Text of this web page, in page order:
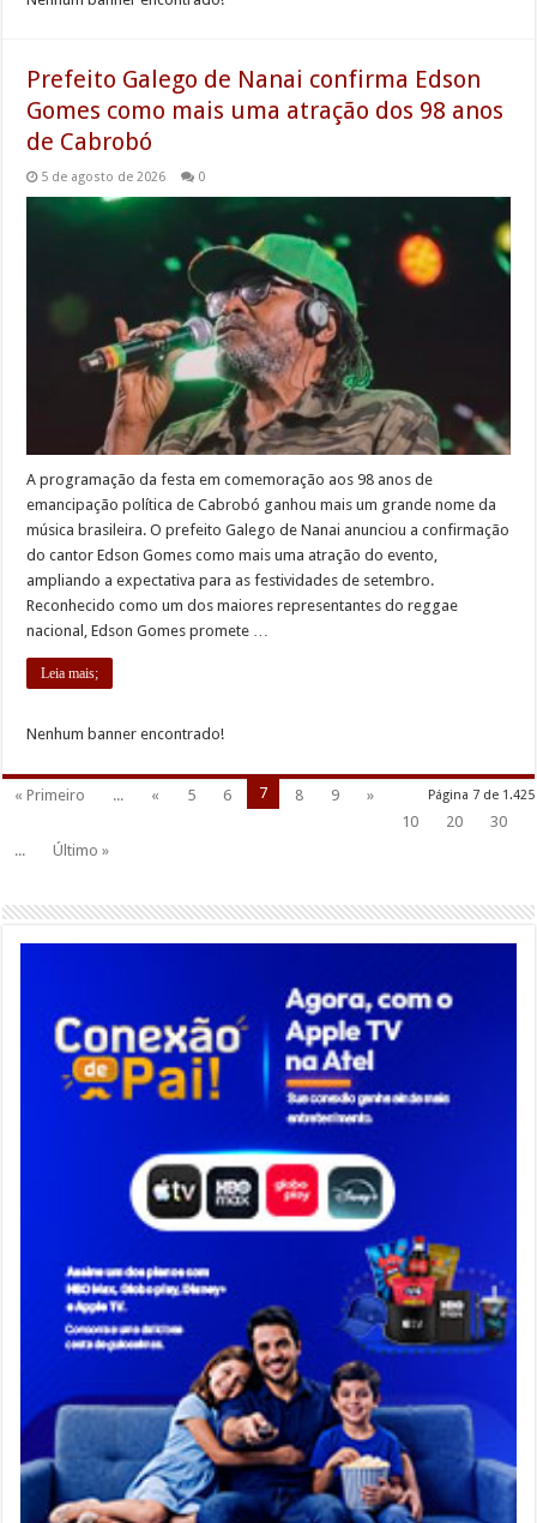
Prefeito Galego de Nanai confirma Edson
Gomes como mais uma atração dos 98 anos
de Cabrobó
5 de agosto de 2026 0
A programação da festa em comemoração aos 98 anos de
emancipação política de Cabrobó ganhou mais um grande nome da
música brasileira. O prefeito Galego de Nanai anunciou a confirmação
do cantor Edson Gomes como mais uma atração do evento,
ampliando a expectativa para as festividades de setembro.
Reconhecido como um dos maiores representantes do reggae
nacional, Edson Gomes promete …
Leia mais;
Nenhum banner encontrado!
Página 7 de 1.425
« Primeiro ... « 5 6 7 8 9
»
10
20
30
...
Último »